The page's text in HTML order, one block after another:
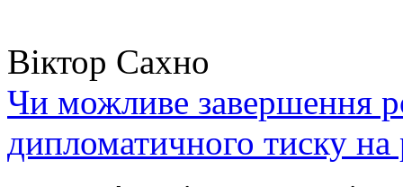
Віктор Сахно
Чи можливе завершення
дипломатичного тиску